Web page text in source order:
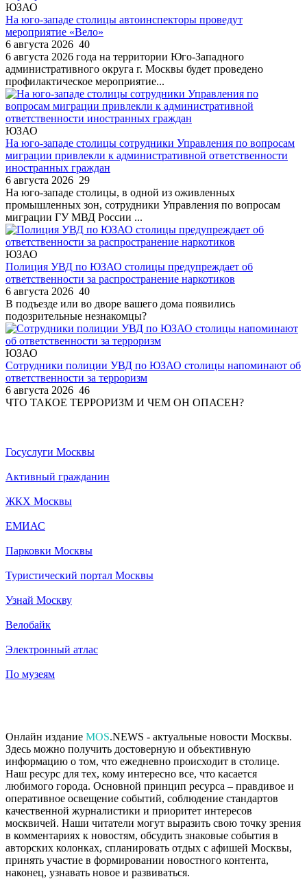
ЮЗАО
На юго-западе столицы автоинспекторы проведут
мероприятие «Вело»
6 августа 2026 40
6 августа 2026 года на территории Юго-Западного
административного округа г. Москвы будет проведено
профилактическое мероприятие...
ЮЗАО
На юго-западе столицы сотрудники Управления по вопросам
миграции привлекли к административной ответственности
иностранных граждан
6 августа 2026 29
На юго-западе столицы, в одной из оживленных
промышленных зон, сотрудники Управления по вопросам
миграции ГУ МВД России ...
ЮЗАО
Полиция УВД по ЮЗАО столицы предупреждает об
ответственности за распространение наркотиков
6 августа 2026 40
В подъезде или во дворе вашего дома появились
подозрительные незнакомцы?
ЮЗАО
Сотрудники полиции УВД по ЮЗАО столицы напоминают об
ответственности за терроризм
6 августа 2026 46
ЧТО ТАКОЕ ТЕРРОРИЗМ И ЧЕМ ОН ОПАСЕН?
Госуслуги Москвы
Активный гражданин
ЖКХ Москвы
ЕМИАС
Парковки Москвы
Туристический портал Москвы
Узнай Москву
Велобайк
Электронный атлас
По музеям
Онлайн издание MOS.NEWS - актуальные новости Москвы.
Здесь можно получить достоверную и объективную
информацию о том, что ежедневно происходит в столице.
Наш ресурс для тех, кому интересно все, что касается
любимого города. Основной принцип ресурса – правдивое и
оперативное освещение событий, соблюдение стандартов
качественной журналистики и приоритет интересов
москвичей. Наши читатели могут выразить свою точку зрения
в комментариях к новостям, обсудить знаковые события в
авторских колонках, спланировать отдых с афишей Москвы,
принять участие в формировании новостного контента,
наконец, узнавать новое и развиваться.